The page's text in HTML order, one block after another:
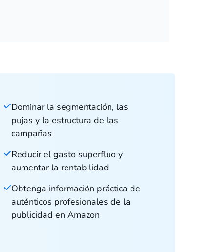
Dominar la segmentación, las
pujas y la estructura de las
campañas
Reducir el gasto superfluo y
aumentar la rentabilidad
Obtenga información práctica de
auténticos profesionales de la
publicidad en Amazon